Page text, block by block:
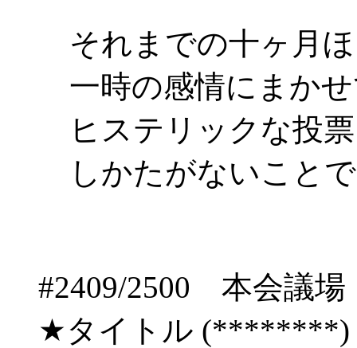
それまでの十ヶ月
一時の感情にまかせ
ヒステリックな投
しかたがないこと
#2409/2500 本会議
★タイトル (********)